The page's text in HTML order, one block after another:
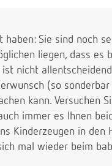
Sie sind noch
liegen, dass es
nicht
(so
kann. Versuchen
immer es Ihnen
Kinderzeugen in
mal wieder beim